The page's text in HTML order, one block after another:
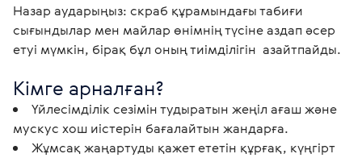
Назар аударыңыз: скраб құрамындағы табиғи
сығындылар мен майлар өнімнің түсіне аздап әсер
етуі мүмкін, бірақ бұл оның тиімділігін  азайтпайды.
Кімге арналған?
Үйлесімділік сезімін тудыратын жеңіл ағаш және
мускус хош иістерін бағалайтын жандарға.
Жұмсақ жаңартуды қажет ететін құрғақ, күңгірт